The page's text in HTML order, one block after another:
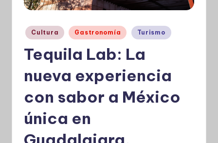
Publicado
en
Cultura Gastronomía Turismo
Tequila Lab: La
nueva experiencia
con sabor a México
única en